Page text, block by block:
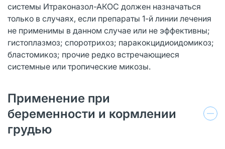
системы Итраконазол-АКОС должен назначаться
только в случаях, если препараты 1-й линии лечения
не применимы в данном случае или не эффективны;
гистоплазмоз; споротрихоз; паракокцидиоидомикоз;
бластомикоз; прочие редко встречающиеся
системные или тропические микозы.
Применение при
беременности и кормлении
грудью